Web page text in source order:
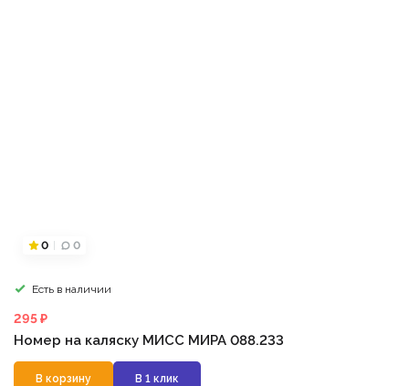
0 0
Есть в наличии
295 ₽
Номер на каляску МИСС МИРА 088.233
В корзину В 1 клик